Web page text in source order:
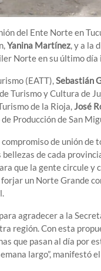
del Ente Norte en
Yanina Martínez, y a la
Norte en su último día
(EATT),Sebastián
Turismo y Cultura de
de la Rioja,José
Producción de San
de unión
de cada
que la gente circule
un Norte Grande
agradecer a la
región. Con esta
que pasan al día por
largo”, manifestó